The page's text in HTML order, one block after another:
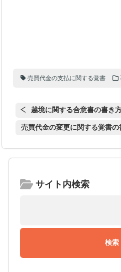
売買代金の支払に関する覚書
越境に関する合意書の書き
売買代金の変更に関する覚書の
サイト内検索